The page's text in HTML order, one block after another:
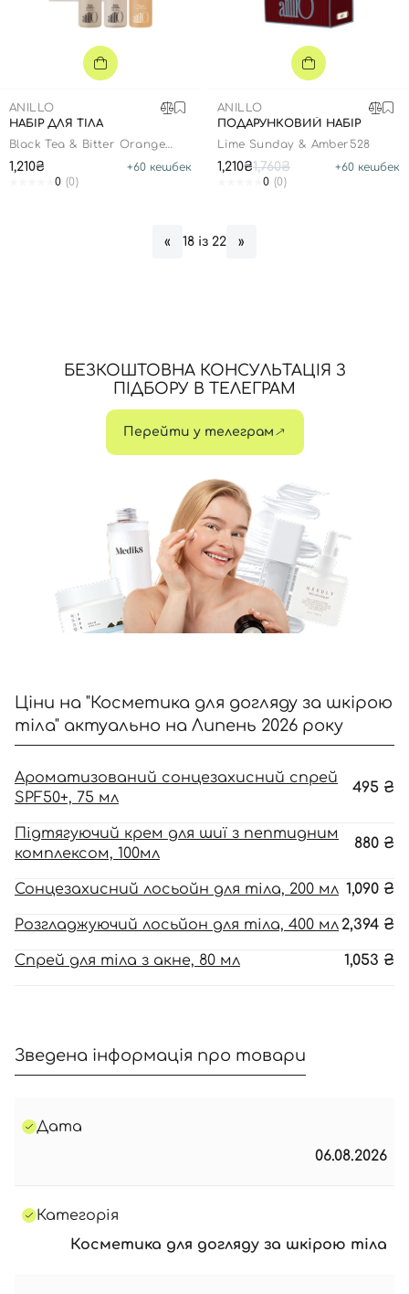
ANILLO
​НАБІР ДЛЯ ТІЛА
Black Tea & Bitter Orange
1,210₴ +60 кешбек
0 (0)
ANILLO
ПОДАРУНКОВИЙ НАБІР
Lime Sunday & Amber528
1,210₴1,760₴ +60 кешбек
0 (0)
« 18 із 22 »
БЕЗКОШТОВНА КОНСУЛЬТАЦІЯ З
ПІДБОРУ В ТЕЛЕГРАМ
Перейти у телеграм
Ціни на "Косметика для догляду за шкірою
тіла" актуально на Липень 2026 року
Ароматизований сонцезахисний спрей
SPF50+, 75 мл
495 ₴
Підтягуючий крем для шиї з пептидним
комплексом, 100мл
880 ₴
Сонцезахисний лосьойн для тіла, 200 мл 1,090 ₴
Розгладжуючий лосьйон для тіла, 400 мл 2,394 ₴
Спрей для тіла з акне, 80 мл 1,053 ₴
Зведена інформація про товари
Дата
06.08.2026
Категорія
Косметика для догляду за шкірою тіла
Відправляючи форму для авторизації/реєстрації ви
приймаєте умовиУгоди користувача
Далі
Увійти за допомогою e-mail